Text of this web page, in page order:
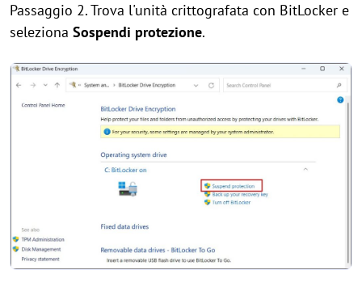
Passaggio 2. Trova l'unità crittografata con BitLocker e
seleziona Sospendi protezione.